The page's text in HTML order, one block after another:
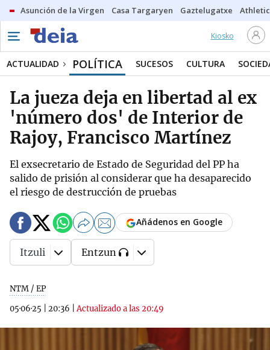
Asunción de la Virgen Casa Targaryen Gaztelugatxe Athletic
Kiosko
ACTUALIDAD POLÍTICA SUCESOS CULTURA
La jueza deja en libertad al ex
'número dos' de Interior de
Rajoy, Francisco Martínez
El exsecretario de Estado de Seguridad del PP ha
salido de prisión al considerar que ha desaparecido
el riesgo de destrucción de pruebas
NTM / EP
05·06·25
20:36 |Actualizado a las 20:49
Añádenos en Google
Itzuli Entzun